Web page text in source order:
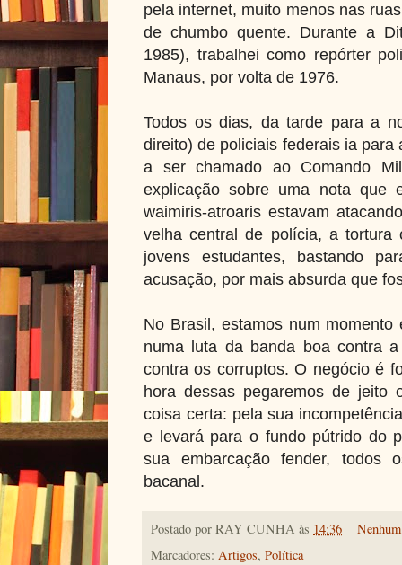
pela internet, muito menos nas
de chumbo quente. Durante a
1985), trabalhei como repórter
Manaus, por volta de 1976.
Todos os dias, da tarde para a
direito) de policiais federais ia
a ser chamado ao Comando
explicação sobre uma nota que
waimiris-atroaris estavam
velha central de polícia, a tortura
jovens estudantes, bastando
acusação, por mais absurda que
No Brasil, estamos num momento
numa luta da banda boa contra
contra os corruptos. O negócio é
hora dessas pegaremos de jeito
coisa certa: pela sua
e levará para o fundo pútrido do
sua embarcação fender, todos
bacanal.
Postado por RAY CUNHA às 14:36
Marcadores: Artigos, Política